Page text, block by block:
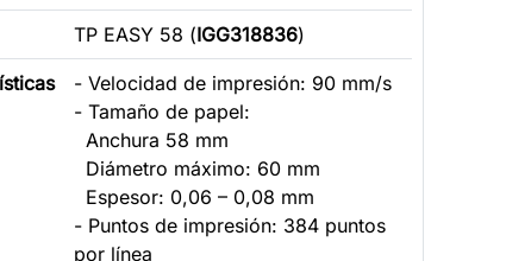
TP EASY 58 (IGG318836)
- Velocidad de impresión: 90 mm/s
- Tamaño de papel:
Anchura 58 mm
Diámetro máximo: 60 mm
Espesor: 0,06 – 0,08 mm
- Puntos de impresión: 384 puntos
por línea